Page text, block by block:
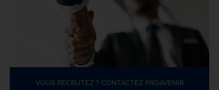
VOUS RECRUTEZ ? CONTACTEZ PROAVENIR